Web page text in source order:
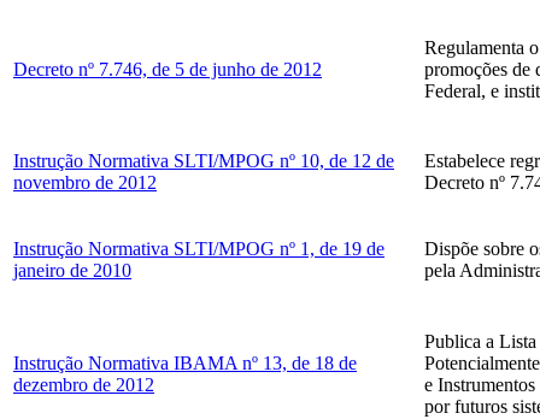
Decreto nº 7.746, de 5 de junho de 2012
Regulamenta
promoções de
Federal, e
Instrução Normativa SLTI/MPOG nº 10, de 12 de
novembro de 2012
Estabelece
Decreto nº
Instrução Normativa SLTI/MPOG nº 1, de 19 de
janeiro de 2010
Dispõe sobre
pela
Instrução Normativa IBAMA nº 13, de 18 de
dezembro de 2012
Publica a
e
por futuros